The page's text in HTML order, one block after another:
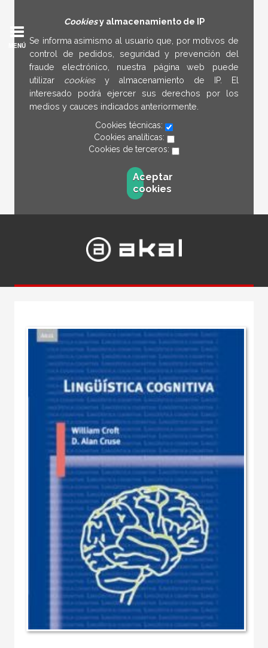
Cookiesy almacenamiento de IP
Se informa asimismo al usuario que, por motivos de
control de pedidos, seguridad y prevención del
fraude electrónico, nuestra página web puede
utilizar cookies y almacenamiento de IP. El
interesado podrá ejercer sus derechos por los
medios y cauces indicados anteriormente.
Cookies técnicas:
Cookies analíticas:
Cookies de terceros:
Aceptar
cookies
MENÚ